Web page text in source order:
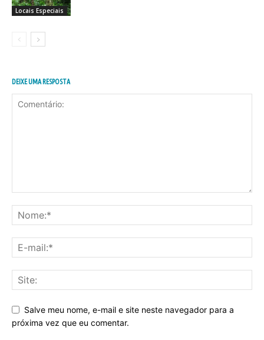
Locais Especiais
DEIXE UMA RESPOSTA
Salve meu nome, e-mail e site neste navegador para a
próxima vez que eu comentar.